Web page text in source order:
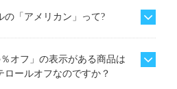
の「アメリカン」って?
％オフ」の表示がある商品は
ロールオフなのですか？